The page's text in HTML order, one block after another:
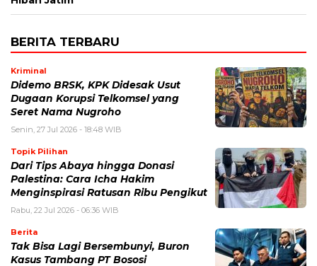
BERITA TERBARU
Kriminal
Didemo BRSK, KPK Didesak Usut
Dugaan Korupsi Telkomsel yang
Seret Nama Nugroho
Senin, 27 Jul 2026 - 18:48 WIB
Topik Pilihan
Dari Tips Abaya hingga Donasi
Palestina: Cara Icha Hakim
Menginspirasi Ratusan Ribu Pengikut
Rabu, 22 Jul 2026 - 06:36 WIB
Berita
Tak Bisa Lagi Bersembunyi, Buron
Kasus Tambang PT Bososi